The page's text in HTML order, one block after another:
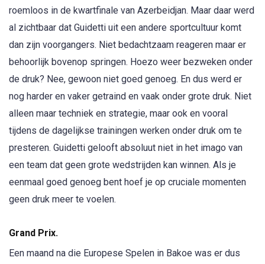
roemloos in de kwartfinale van Azerbeidjan. Maar daar werd
al zichtbaar dat Guidetti uit een andere sportcultuur komt
dan zijn voorgangers. Niet bedachtzaam reageren maar er
behoorlijk bovenop springen. Hoezo weer bezweken onder
de druk? Nee, gewoon niet goed genoeg. En dus werd er
nog harder en vaker getraind en vaak onder grote druk. Niet
alleen maar techniek en strategie, maar ook en vooral
tijdens de dagelijkse trainingen werken onder druk om te
presteren. Guidetti gelooft absoluut niet in het imago van
een team dat geen grote wedstrijden kan winnen. Als je
eenmaal goed genoeg bent hoef je op cruciale momenten
geen druk meer te voelen.
Grand Prix.
Een maand na die Europese Spelen in Bakoe was er dus